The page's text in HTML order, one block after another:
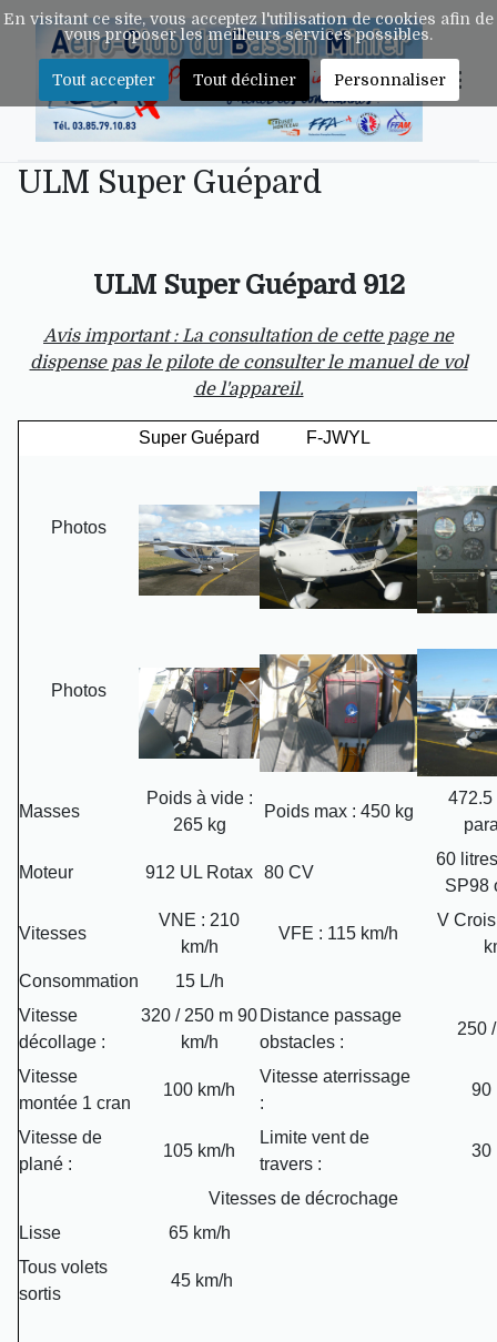
ULM Super Guépard
ULM Super Guépard 912
Avis important : La consultation de cette page ne
dispense pas le pilote de consulter le manuel de vol
de l'appareil.
Super Guépard F-JWYL
Photos
Photos
Masses
Poids à vide :
265 kg
Poids max : 450 kg
472.5
Moteur 912 UL Rotax 80 CV
60
SP98
Vitesses
VNE : 210
km/h
VFE : 115 km/h
V
Consommation
15 L/h
Vitesse
décollage :
320 / 250 m 90
km/h
Distance passage
obstacles :
250
Vitesse
montée 1 cran
100 km/h
Vitesse aterrissage
:
90
Vitesse de
plané :
105 km/h
Limite vent de
travers :
30
Vitesses de décrochage
Lisse
65 km/h
Tous volets
sortis
45 km/h
En visitant ce site, vous acceptez l'utilisation de cookies afin de
vous proposer les meilleurs services possibles.
Tout accepter Tout décliner Personnaliser